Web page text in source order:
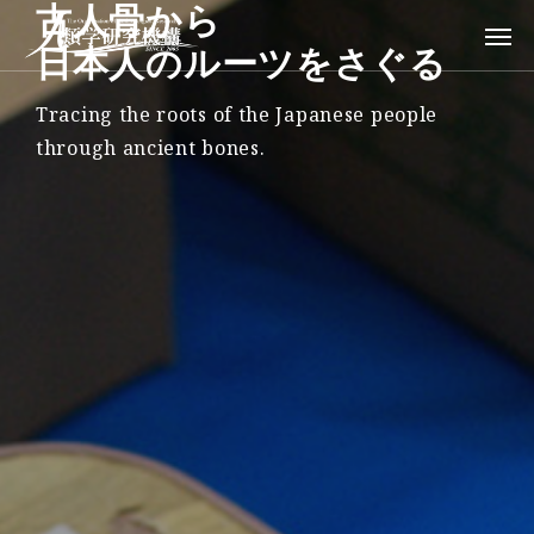
古人骨から
日本人のルーツをさぐる
Tracing the roots of the Japanese people
through ancient bones.